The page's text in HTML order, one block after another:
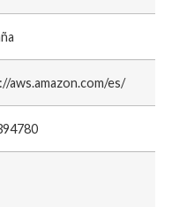
aws.amazon.com/es/